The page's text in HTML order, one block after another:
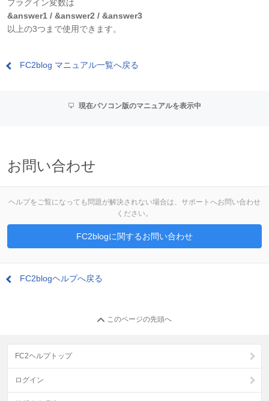
プラグイン変数は
&answer1 / &answer2 / &answer3
以上の3つまで使用できます。
FC2blog マニュアル一覧へ戻る
現在パソコン版のマニュアルを表示中
お問い合わせ
ヘルプをご覧になっても問題が解決されない場合は、サポートへお問い合わせ
ください。
FC2blogに関するお問い合わせ
FC2blogヘルプへ戻る
このページの先頭へ
FC2ヘルプトップ
ログイン